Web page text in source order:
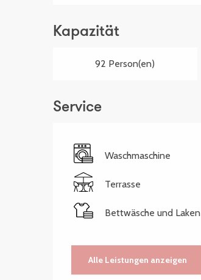
Kapazität
92 Person(en)
Service
Waschmaschine
Terrasse
Bettwäsche und Laken
Alle Leistungen anzeigen